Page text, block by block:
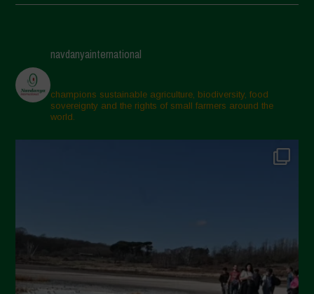
Aprile 2025
Marzo 2025
Febbraio 2025
Gennaio 2025
Settembre 2024
Luglio 2024
Maggio 2024
navdanyainternational
champions sustainable agriculture, biodiversity, food
sovereignty and the rights of small farmers around the
world.